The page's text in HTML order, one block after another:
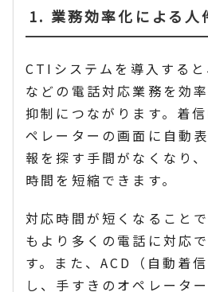
1. 業務効率化による人
CTIシステムを導入する
などの電話対応業務を効
抑制につながります。着
ペレーターの画面に自動
報を探す手間がなくなり
時間を短縮できます。
対応時間が短くなること
もより多くの電話に対応
す。また、ACD（自動着
し、手すきのオペレータ